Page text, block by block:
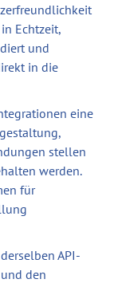
Echtzeit,
und
in die
eine
stellen
werden.
für
API-
den